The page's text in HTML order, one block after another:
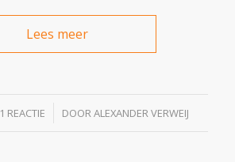
Lees meer
1 REACTIE
/ DOORALEXANDER VERWEIJ